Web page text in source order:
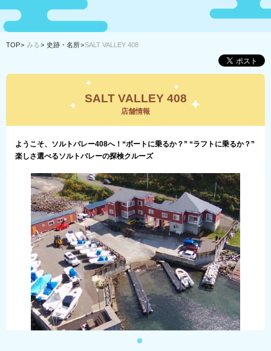
TOP みる 史跡・名所 SALT VALLEY 408
SALT VALLEY 408
店舗情報
ようこそ、ソルトバレー408へ！“ボートに乗るか？” “ラフトに乗るか？”
楽しさ選べるソルトバレーの探検クルーズ